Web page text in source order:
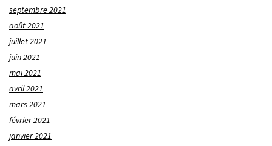
septembre 2021
août 2021
juillet 2021
juin 2021
mai 2021
avril 2021
mars 2021
février 2021
janvier 2021